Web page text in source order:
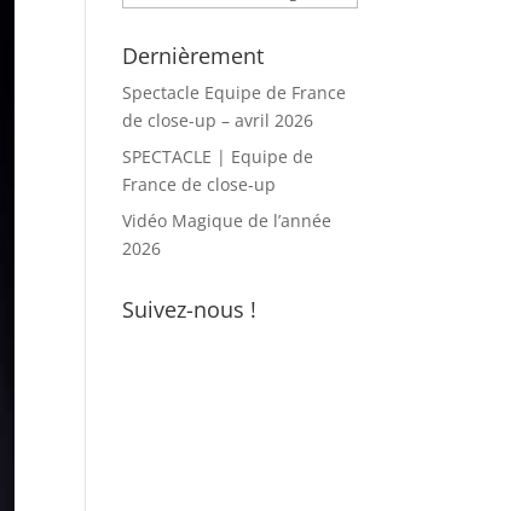
Dernièrement
Spectacle Equipe de France
de close-up – avril 2026
SPECTACLE | Equipe de
France de close-up
Vidéo Magique de l’année
2026
Suivez-nous !